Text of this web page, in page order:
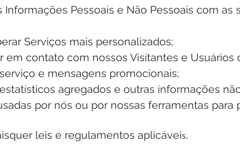
Informações Pessoais e Não Pessoais com as
Serviços mais personalizados;
em contato com nossos Visitantes e
e mensagens promocionais;
agregados e outras informações
por nós ou por nossas ferramentas
leis e regulamentos aplicáveis.